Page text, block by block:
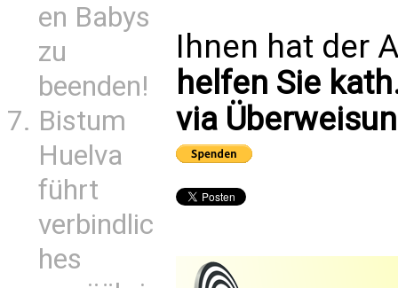
en Babys
zu
beenden!
Bistum
Huelva
führt
verbindlic
hes
Ihnen hat der
helfen Sie
via